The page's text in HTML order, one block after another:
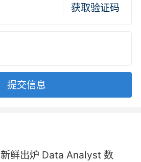
获取验证码
提交信息
新鲜出炉 Data Analyst 数